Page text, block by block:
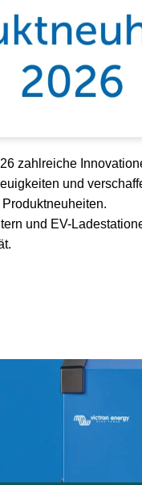
zahlreiche
und
und EV-